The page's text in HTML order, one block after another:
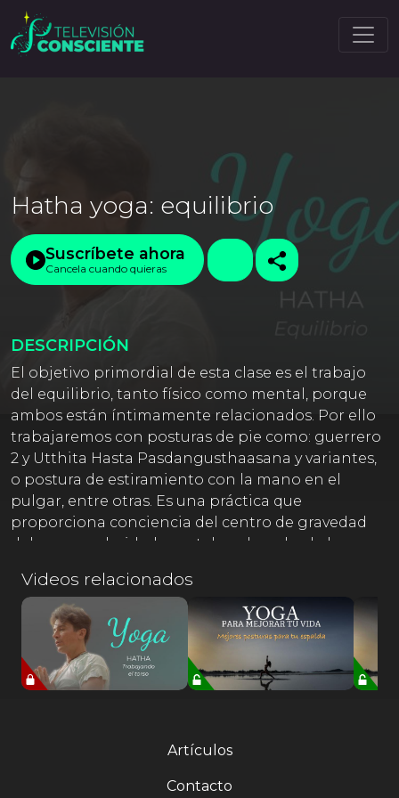
Hatha yoga: equilibrio
Suscríbete ahora
Cancela cuando quieras
DESCRIPCIÓN
El objetivo primordial de esta clase es el trabajo
del equilibrio, tanto físico como mental, porque
ambos están íntimamente relacionados. Por ello
trabajaremos con posturas de pie como: guerrero
2 y Utthita Hasta Pasdangusthaasana y variantes,
o postura de estiramiento con la mano en el
pulgar, entre otras. Es una práctica que
proporciona conciencia del centro de gravedad
del cuerpo, claridad mental y calma desde la
Videos relacionados
Artículos
Contacto